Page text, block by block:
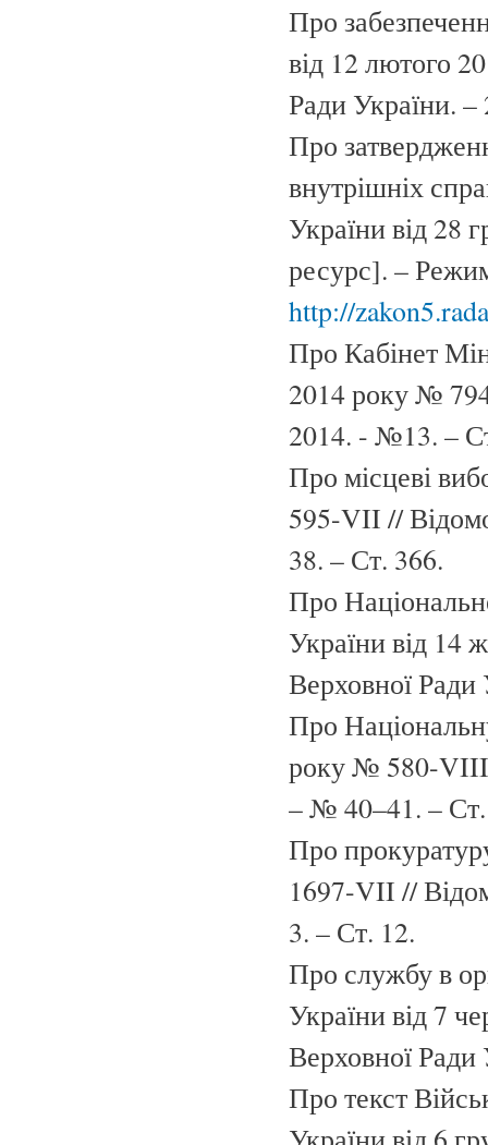
Про
від 12 лютого
Ради України.
Про
внутрішніх
України від 28
ресурс]. –
http://
Про Кабінет
2014 року №
2014. - №13. –
Про місцеві
595-VII //
38. – Ст. 366.
Про
України від 14
Верховної
Про
року № 580-VIII
– № 40–41. –
Про
1697-VII //
3. – Ст. 12.
Про службу в
України від 7
Верховної
Про текст